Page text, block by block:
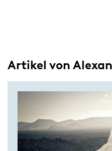
Artikel von